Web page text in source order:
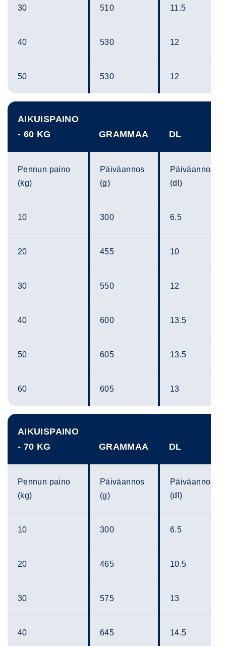
30 510 11.5
40 530 12
50 530 12
AIKUISPAINO
- 60 KG
GRAMMAA DL
Pennun paino
(kg)
Päiväannos
(g)
Päiväannos
(dl)
10 300 6.5
20 455 10
30 550 12
40 600 13.5
50 605 13.5
60 605 13
AIKUISPAINO
- 70 KG
GRAMMAA DL
Pennun paino
(kg)
Päiväannos
(g)
Päiväannos
(dl)
10 300 6.5
20 465 10.5
30 575 13
40 645 14.5